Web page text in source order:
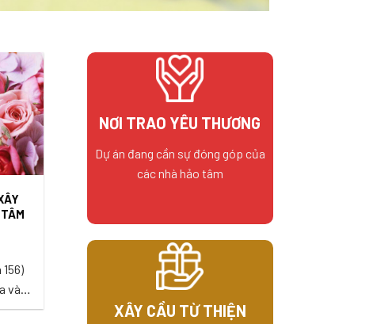
vào
NƠI TRAO YÊU THƯƠNG
Dự án đang cần sự đóng góp của
các nhà hảo tâm
XÂY CẦU TỪ THIỆN